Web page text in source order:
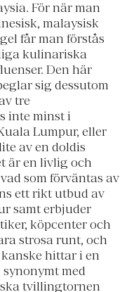
För när man
malaysisk
får man förstås
kulinariska
Den här
sig dessutom
tre
inte minst i
Lumpur, eller
av en doldis
är en livlig och
som förväntas av
ett rikt utbud av
samt erbjuder
köpcenter och
strosa runt, och
hittar i en
med
tvillingtornen